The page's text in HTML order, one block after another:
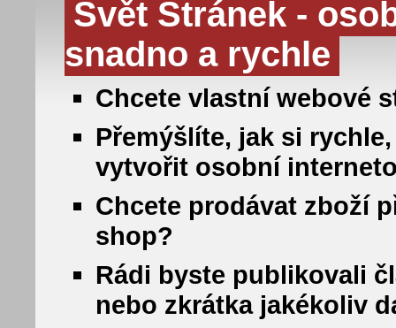
Svět Stránek -
snadno a rychle
Chcete vlastní webové
Přemýšlíte, jak si
vytvořit osobní
Chcete prodávat zboží
shop?
Rádi byste publikovali
nebo zkrátka jakékoliv